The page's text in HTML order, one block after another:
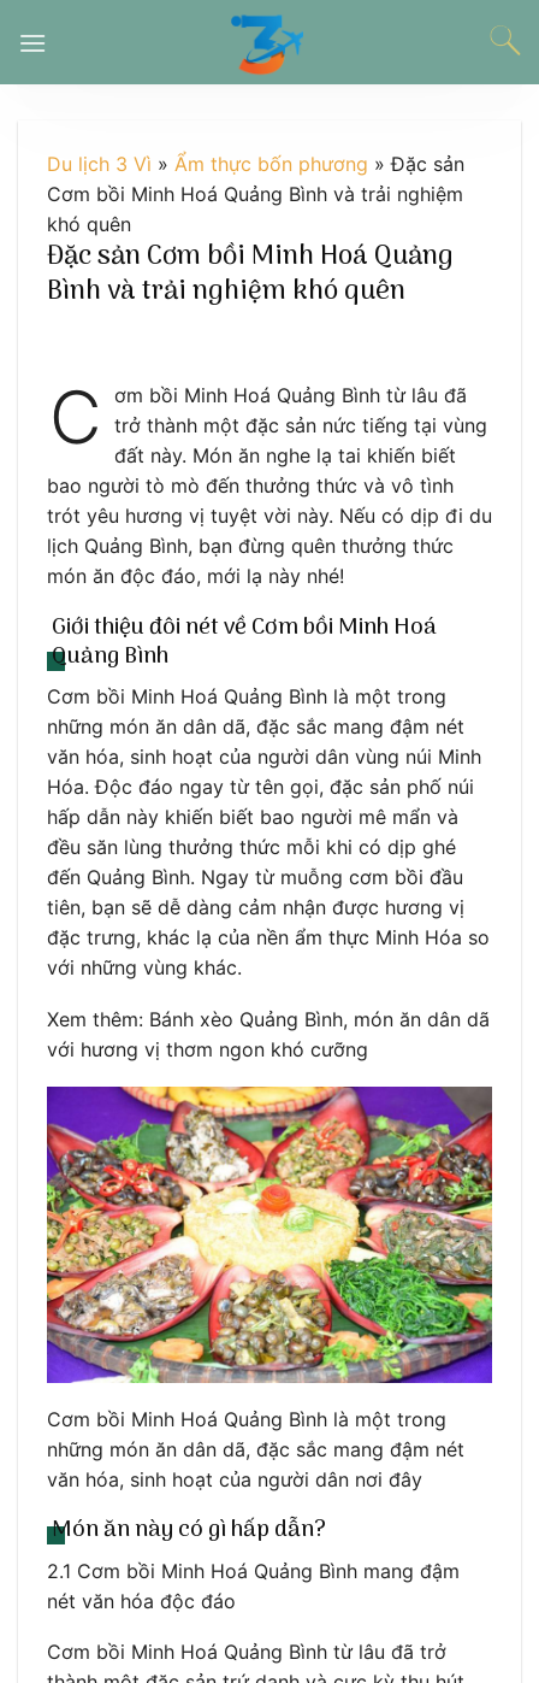
đến
Du lịch 3 Vì » Ẩm thực bốn phương »Đặc sản
Cơm bồi Minh Hoá Quảng Bình và trải nghiệm
khó quên
Đặc sản Cơm bồi Minh Hoá Quảng
Bình và trải nghiệm khó quên
C
ơm bồi Minh Hoá Quảng Bình từ lâu đã
trở thành một đặc sản nức tiếng tại vùng
đất này. Món ăn nghe lạ tai khiến biết
bao người tò mò đến thưởng thức và vô tình
trót yêu hương vị tuyệt vời này. Nếu có dịp đi du
lịch Quảng Bình, bạn đừng quên thưởng thức
món ăn độc đáo, mới lạ này nhé!
Giới thiệu đôi nét về Cơm bồi Minh Hoá
Quảng Bình
Cơm bồi Minh Hoá Quảng Bình là một trong
những món ăn dân dã, đặc sắc mang đậm nét
văn hóa, sinh hoạt của người dân vùng núi Minh
Hóa. Độc đáo ngay từ tên gọi, đặc sản phố núi
hấp dẫn này khiến biết bao người mê mẩn và
đều săn lùng thưởng thức mỗi khi có dịp ghé
đến Quảng Bình. Ngay từ muỗng cơm bồi đầu
tiên, bạn sẽ dễ dàng cảm nhận được hương vị
đặc trưng, khác lạ của nền ẩm thực Minh Hóa so
với những vùng khác.
Xem thêm: Bánh xèo Quảng Bình, món ăn dân dã
với hương vị thơm ngon khó cưỡng
Cơm bồi Minh Hoá Quảng Bình là một trong
những món ăn dân dã, đặc sắc mang đậm nét
văn hóa, sinh hoạt của người dân nơi đây
Món ăn này có gì hấp dẫn?
2.1 Cơm bồi Minh Hoá Quảng Bình mang đậm
nét văn hóa độc đáo
Cơm bồi Minh Hoá Quảng Bình từ lâu đã trở